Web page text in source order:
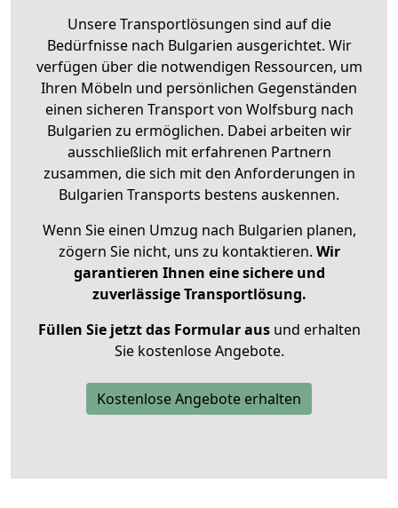
Unsere Transportlösungen sind auf die
Bedürfnisse nach Bulgarien ausgerichtet. Wir
verfügen über die notwendigen Ressourcen, um
Ihren Möbeln und persönlichen Gegenständen
einen sicheren Transport von Wolfsburg nach
Bulgarien zu ermöglichen. Dabei arbeiten wir
ausschließlich mit erfahrenen Partnern
zusammen, die sich mit den Anforderungen in
Bulgarien Transports bestens auskennen.
Wenn Sie einen Umzug nach Bulgarien planen,
zögern Sie nicht, uns zu kontaktieren. Wir
garantieren Ihnen eine sichere und
zuverlässige Transportlösung.
Füllen Sie jetzt das Formular ausund erhalten
Sie kostenlose Angebote.
Kostenlose Angebote erhalten